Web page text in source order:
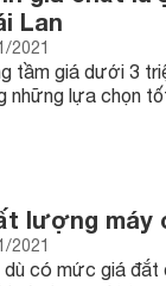
Lan
2021
tầm giá dưới 3
những lựa chọn
lượng máy
2021
dù có mức giá đắt